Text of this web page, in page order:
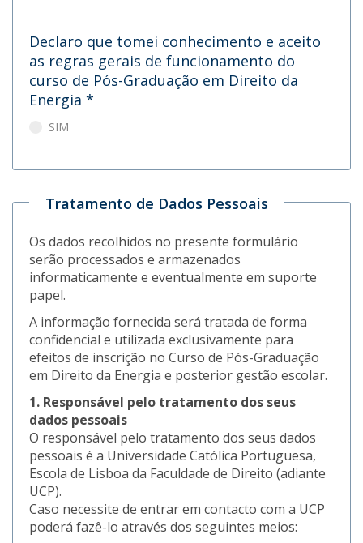
Declaro que tomei conhecimento e aceito
as regras gerais de funcionamento do
curso de Pós-Graduação em Direito da
Energia *
SIM
Tratamento de Dados Pessoais
Os dados recolhidos no presente formulário
serão processados e armazenados
informaticamente e eventualmente em suporte
papel.
A informação fornecida será tratada de forma
confidencial e utilizada exclusivamente para
efeitos de inscrição no Curso de Pós-Graduação
em Direito da Energia e posterior gestão escolar.
1. Responsável pelo tratamento dos seus
dados pessoais
O responsável pelo tratamento dos seus dados
pessoais é a Universidade Católica Portuguesa,
Escola de Lisboa da Faculdade de Direito (adiante
UCP).
Caso necessite de entrar em contacto com a UCP
poderá fazê-lo através dos seguintes meios: